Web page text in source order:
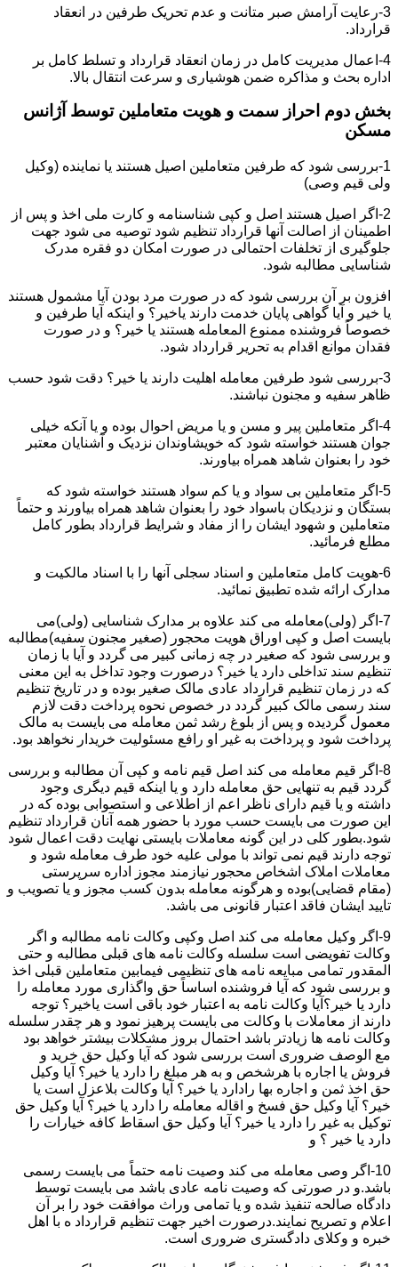
3-رعایت آرامش صبر متانت و عدم تحریک طرفین در انعقاد
قرارداد.
4-اعمال مدیریت کامل در زمان انعقاد قرارداد و تسلط کامل بر
اداره بحث و مذاکره ضمن هوشیاری و سرعت انتقال بالا.
بخش دوم احراز سمت و هویت متعاملین توسط آژانس
مسکن
1-بررسی شود که طرفین متعاملین اصیل هستند یا نماینده (وکیل
ولی قیم وصی)
2-اگر اصیل هستند اصل و کپی شناسنامه و کارت ملی اخذ و پس از
اطمینان از اصالت آنها قرارداد تنظیم شود توصیه می شود جهت
جلوگیری از تخلفات احتمالی در صورت امکان دو فقره مدرک
شناسایی مطالبه شود.
افزون بر آن بررسی شود که در صورت مرد بودن آیا مشمول هستند
یا خیر و آیا گواهی پایان خدمت دارند یاخیر؟ و اینکه آیا طرفین و
خصوصاً فروشنده ممنوع المعامله هستند یا خیر؟ و در صورت
فقدان موانع اقدام به تحریر قرارداد شود.
3-بررسی شود طرفین معامله اهلیت دارند یا خیر؟ دقت شود حسب
ظاهر سفیه و مجنون نباشند.
4-اگر متعاملین پیر و مسن و یا مریض احوال بوده و یا آنکه خیلی
جوان هستند خواسته شود که خویشاوندان نزدیک و آشنایان معتبر
خود را بعنوان شاهد همراه بیاورند.
5-اگر متعاملین بی سواد و یا کم سواد هستند خواسته شود که
بستگان و نزدیکان باسواد خود را بعنوان شاهد همراه بیاورند و حتماً
متعاملین و شهود ایشان را از مفاد و شرایط قرارداد بطور کامل
مطلع فرمائید.
6-هویت کامل متعاملین و اسناد سجلی آنها را با اسناد مالکیت و
مدارک ارائه شده تطبیق نمائید.
7-اگر (ولی)معامله می کند علاوه بر مدارک شناسایی (ولی)می
بایست اصل و کپی اوراق هویت محجور (صغیر مجنون سفیه)مطالبه
و بررسی شود که صغیر در چه زمانی کبیر می گردد و آیا با زمان
تنظیم سند تداخلی دارد یا خیر؟ درصورت وجود تداخل به این معنی
که در زمان تنظیم قرارداد عادی مالک صغیر بوده و در تاریخ تنظیم
سند رسمی مالک کبیر گردد در خصوص نحوه پرداخت دقت لازم
معمول گردیده و پس از بلوغ رشد ثمن معامله می بایست به مالک
پرداخت شود و پرداخت به غیر او رافع مسئولیت خریدار نخواهد بود.
8-اگر قیم معامله می کند اصل قیم نامه و کپی آن مطالبه و بررسی
گردد قیم به تنهایی حق معامله دارد و یا اینکه قیم دیگری وجود
داشته و یا قیم دارای ناظر اعم از اطلاعی و استصوابی بوده که در
این صورت می بایست حسب مورد با حضور همه آنان قرارداد تنظیم
شود.بطور کلی در این گونه معاملات بایستی نهایت دقت اعمال شود
توجه دارند قیم نمی تواند با مولی علیه خود طرف معامله شود و
معاملات املاک اشخاص محجور نیازمند مجوز اداره سرپرستی
(مقام قضایی)بوده و هرگونه معامله بدون کسب مجوز و یا تصویب و
تایید ایشان فاقد اعتبار قانونی می باشد.
9-اگر وکیل معامله می کند اصل وکپی وکالت نامه مطالبه و اگر
وکالت تفویضی است سلسله وکالت نامه های قبلی مطالبه و حتی
المقدور تمامی مبایعه نامه های تنظیمی فیمابین متعاملین قبلی اخذ
و بررسی شود که آیا فروشنده اساساً حق واگذاری مورد معامله را
دارد یا خیر؟آیا وکالت نامه به اعتبار خود باقی است یاخیر؟ توجه
دارند از معاملات با وکالت می بایست پرهیز نمود و هر چقدر سلسله
وکالت نامه ها زیادتر باشد احتمال بروز مشکلات بیشتر خواهد بود
مع الوصف ضروری است بررسی شود که آیا وکیل حق خرید و
فروش یا اجاره با هرشخص و به هر مبلغ را دارد یا خیر؟ آیا وکیل
حق اخذ ثمن و اجاره بها رادارد یا خیر؟ آیا وکالت بلاعزل است یا
خیر؟ آیا وکیل حق فسخ و اقاله معامله را دارد یا خیر؟ آیا وکیل حق
توکیل به غیر را دارد یا خیر؟ آیا وکیل حق اسقاط کافه خیارات را
دارد یا خیر ؟ و
10-اگر وصی معامله می کند وصیت نامه حتماً می بایست رسمی
باشد.و در صورتی که وصیت نامه عادی باشد می بایست توسط
دادگاه صالحه تنفیذ شده و یا تمامی وراث موافقت خود را بر آن
اعلام و تصریح نمایند.درصورت اخیر جهت تنظیم قرارداد ه با اهل
خبره و وکلای دادگستری ضروری است.